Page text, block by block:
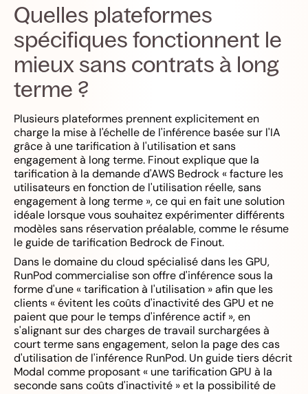
Quelles plateformes
spécifiques fonctionnent le
mieux sans contrats à long
terme ?
Plusieurs plateformes prennent explicitement en
charge la mise à l'échelle de l'inférence basée sur l'IA
grâce à une tarification à l'utilisation et sans
engagement à long terme. Finout explique que la
tarification à la demande d'AWS Bedrock « facture les
utilisateurs en fonction de l'utilisation réelle, sans
engagement à long terme », ce qui en fait une solution
idéale lorsque vous souhaitez expérimenter différents
modèles sans réservation préalable, comme le résume
le guide de tarification Bedrock de Finout.
Dans le domaine du cloud spécialisé dans les GPU,
RunPod commercialise son offre d'inférence sous la
forme d'une « tarification à l'utilisation » afin que les
clients « évitent les coûts d'inactivité des GPU et ne
paient que pour le temps d'inférence actif », en
s'alignant sur des charges de travail surchargées à
court terme sans engagement, selon la page des cas
d'utilisation de l'inférence RunPod. Un guide tiers décrit
Modal comme proposant « une tarification GPU à la
seconde sans coûts d'inactivité » et la possibilité de